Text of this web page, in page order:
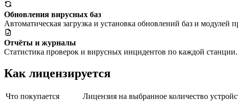
Обновления вирусных баз
Автоматическая загрузка и установка обновлений баз и модулей
Отчёты и журналы
Статистика проверок и вирусных инцидентов по каждой станции.
Как лицензируется
Что покупается
Лицензия на выбранное количество